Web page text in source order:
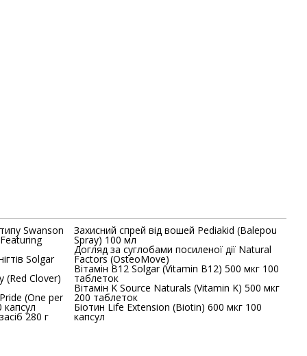
Swanson
Solgar
(One per
280 г
Захисний спрей від вошей Pediakid (Balepou
Spray) 100 мл
Догляд за суглобами посиленої дії Natural
Factors (OsteoMove)
Вітамін В12 Solgar (Vitamin B12) 500 мкг 100
таблеток
Вітамін K Source Naturals (Vitamin K) 500 мкг
200 таблеток
Біотин Life Extension (Biotin) 600 мкг 100
капсул